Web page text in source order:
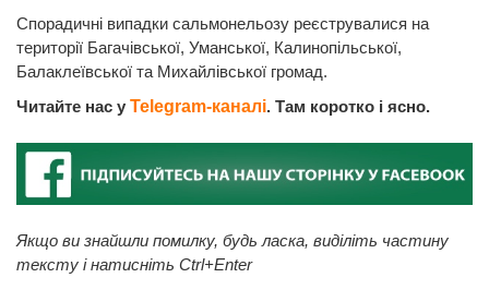
Спорадичні випадки сальмонельозу реєструвалися на
території Багачівської, Уманської, Калинопільської,
Балаклеївської та Михайлівської громад.
Читайте нас у Telegram-каналі. Там коротко і ясно.
Якщо ви знайшли помилку, будь ласка, виділіть частину
тексту і натисніть Ctrl+Enter